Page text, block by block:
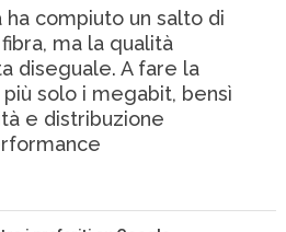
compiuto un salto di
ma la qualità
diseguale. A fare la
solo i megabit, bensì
e distribuzione